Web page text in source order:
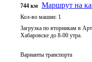
744 км Маршрут на
Кол-во машин: 1
Загрузка по вторникам в
Хабаровске до 8-00 утра.
Варианты транспорта